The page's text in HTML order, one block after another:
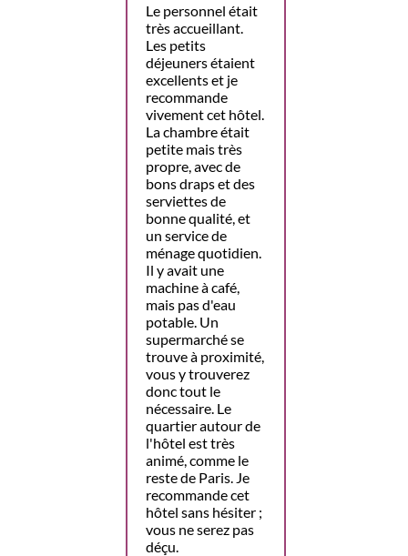
Le personnel était
très accueillant.
Les petits
déjeuners étaient
excellents et je
recommande
vivement cet hôtel.
La chambre était
petite mais très
propre, avec de
bons draps et des
serviettes de
bonne qualité, et
un service de
ménage quotidien.
Il y avait une
machine à café,
mais pas d'eau
potable. Un
supermarché se
trouve à proximité,
vous y trouverez
donc tout le
nécessaire. Le
quartier autour de
l'hôtel est très
animé, comme le
reste de Paris. Je
recommande cet
hôtel sans hésiter ;
vous ne serez pas
déçu.